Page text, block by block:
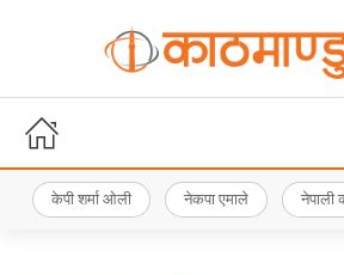
केपी शर्मा ओली नेकपा एमाले नेपाली